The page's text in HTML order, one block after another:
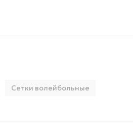
Сетки волейбольные